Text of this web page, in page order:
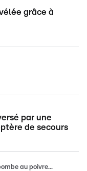
grâce à
par une
de secours
au poivre...